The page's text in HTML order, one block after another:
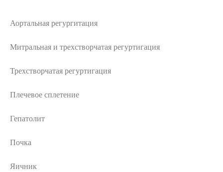
Аортальная регургитация
Митральная и трехстворчатая регуртигация
Трехстворчатая регуртигация
Плечевое сплетение
Гепатолит
Почка
Яичник